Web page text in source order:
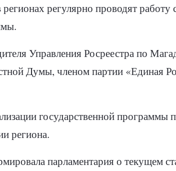
регулярно проводят
Управления Росреестра по
Думы, членом партии «Единая
государственной программы
региона.
парламентария о текущем